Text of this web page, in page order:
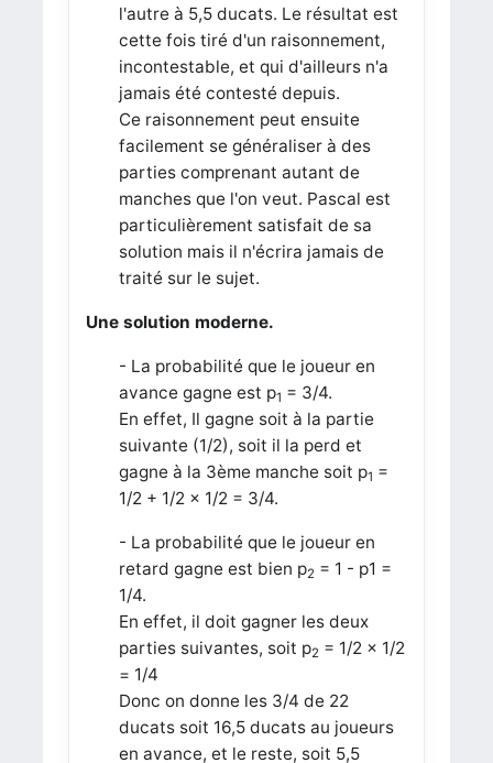
l'autre à 5,5 ducats. Le résultat est
cette fois tiré d'un raisonnement,
incontestable, et qui d'ailleurs n'a
jamais été contesté depuis.
Ce raisonnement peut ensuite
facilement se généraliser à des
parties comprenant autant de
manches que l'on veut. Pascal est
particulièrement satisfait de sa
solution mais il n'écrira jamais de
traité sur le sujet.
Une solution moderne.
- La probabilité que le joueur en
avance gagne est p1 = 3/4.
En effet, Il gagne soit à la partie
suivante (1/2), soit il la perd et
gagne à la 3ème manche soit p1 =
1/2 + 1/2 × 1/2 = 3/4.
- La probabilité que le joueur en
retard gagne est bien p2 = 1 - p1 =
1/4.
En effet, il doit gagner les deux
parties suivantes, soit p2 = 1/2 × 1/2
= 1/4
Donc on donne les 3/4 de 22
ducats soit 16,5 ducats au joueurs
en avance, et le reste, soit 5,5